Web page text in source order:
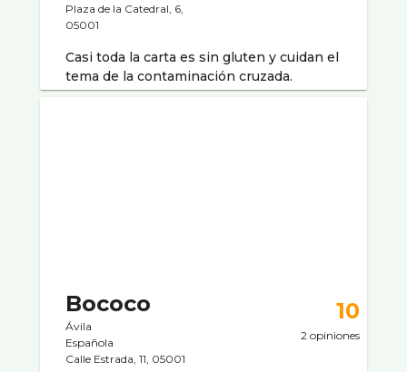
Plaza de la Catedral, 6,
05001
Casi toda la carta es sin gluten y cuidan el
tema de la contaminación cruzada.
Bococo
Ávila
Española
Calle Estrada, 11, 05001
10
2 opiniones